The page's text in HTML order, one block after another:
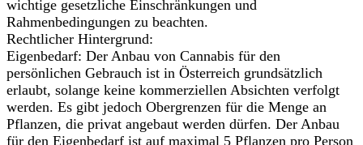
wichtige gesetzliche Einschränkungen und
Rahmenbedingungen zu beachten.
Rechtlicher Hintergrund:
Eigenbedarf: Der Anbau von Cannabis für den
persönlichen Gebrauch ist in Österreich grundsätzlich
erlaubt, solange keine kommerziellen Absichten verfolgt
werden. Es gibt jedoch Obergrenzen für die Menge an
Pflanzen, die privat angebaut werden dürfen. Der Anbau
für den Eigenbedarf ist auf maximal 5 Pflanzen pro Person